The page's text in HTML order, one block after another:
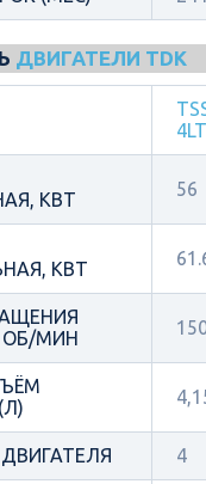
ДВИГАТЕЛИ TDK
КВТ
56
КВТ
ОБ/МИН
4